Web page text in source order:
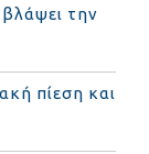
την
πίεση και